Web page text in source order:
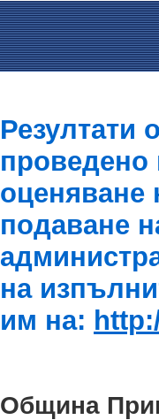
Резултати
проведено
оценяване
подаване
на
им на:
Община